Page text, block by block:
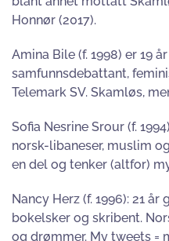
Honnør (2017).
Amina Bile (f. 1998) er 19
samfunnsdebattant,
Telemark SV. Skamløs,
Sofia Nesrine Srour (f.
norsk-libaneser, muslim
en del og tenker (altfor)
Nancy Herz (f. 1996): 21
bokelsker og skribent.
og drømmer. My tweets =